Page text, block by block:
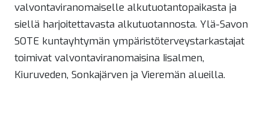
valvontaviranomaiselle alkutuotantopaikasta ja
siellä harjoitettavasta alkutuotannosta. Ylä-Savon
SOTE kuntayhtymän ympäristöterveystarkastajat
toimivat valvontaviranomaisina Iisalmen,
Kiuruveden, Sonkajärven ja Vieremän alueilla.